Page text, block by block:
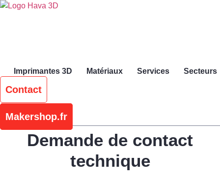
Skip
Imprimantes 3D Matériaux Services Secteurs
Contact
Makershop.fr
Demande de contact
technique